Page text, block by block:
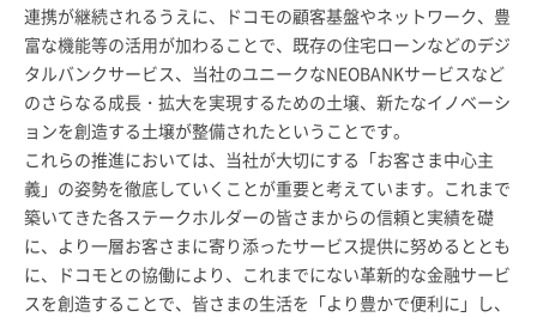
連携が継続されるうえに、ドコモの顧客基盤やネットワーク、豊
富な機能等の活用が加わることで、既存の住宅ローンなどのデジ
タルバンクサービス、当社のユニークなNEOBANKサービスなど
のさらなる成長・拡大を実現するための土壌、新たなイノベーシ
ョンを創造する土壌が整備されたということです。
これらの推進においては、当社が大切にする「お客さま中心主
義」の姿勢を徹底していくことが重要と考えています。これまで
築いてきた各ステークホルダーの皆さまからの信頼と実績を礎
に、より一層お客さまに寄り添ったサービス提供に努めるととも
に、ドコモとの協働により、これまでにない革新的な金融サービ
スを創造することで、皆さまの生活を「より豊かで便利に」し、